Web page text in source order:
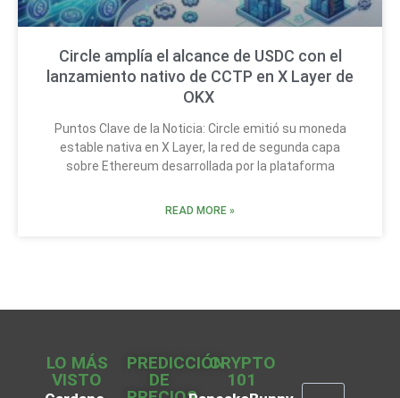
Circle amplía el alcance de USDC con el
lanzamiento nativo de CCTP en X Layer de
OKX
Puntos Clave de la Noticia: Circle emitió su moneda
estable nativa en X Layer, la red de segunda capa
sobre Ethereum desarrollada por la plataforma
READ MORE »
LO MÁS
VISTO
PREDICCIÓN
DE
CRYPTO
101